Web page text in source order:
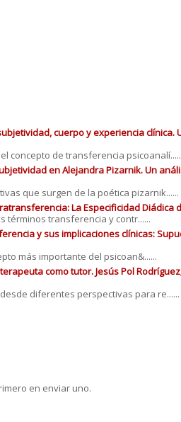
cuerpo y experiencia clínica.
concepto de transferencia
en Alejandra Pizarnik. Un
que surgen de la poética pizarnik......
La Especificidad Diádica
términos transferencia y contr......
y sus implicaciones clínicas:
más importante del psicoan&......
como tutor. Jesús Pol
diferentes perspectivas para re......
en enviar uno.